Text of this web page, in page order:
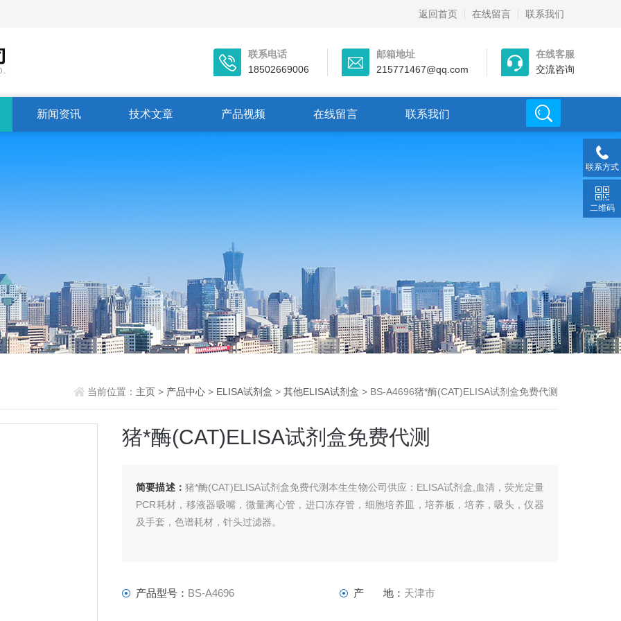
返回首页 在线留言 联系我们
联系电话
18502669006
邮箱地址
215771467@qq.com
在线客服
交流咨询
新闻资讯 技术文章 产品视频 在线留言 联系我们
当前位置： 主页 > 产品中心> ELISA试剂盒 > 其他ELISA试剂盒 > BS-A4696猪*酶(CAT)ELISA试剂盒免费代测
猪*酶(CAT)ELISA试剂盒免费代测
简要描述： 猪*酶(CAT)ELISA试剂盒免费代测本生生物公司供应：ELISA试剂盒,血清，荧光定量
PCR耗材，移液器吸嘴，微量离心管，进口冻存管，细胞培养皿，培养板，培养，吸头，仪器
及手套，色谱耗材，针头过滤器。
产品型号： BS-A4696 产 地： 天津市
联系方式
二维码